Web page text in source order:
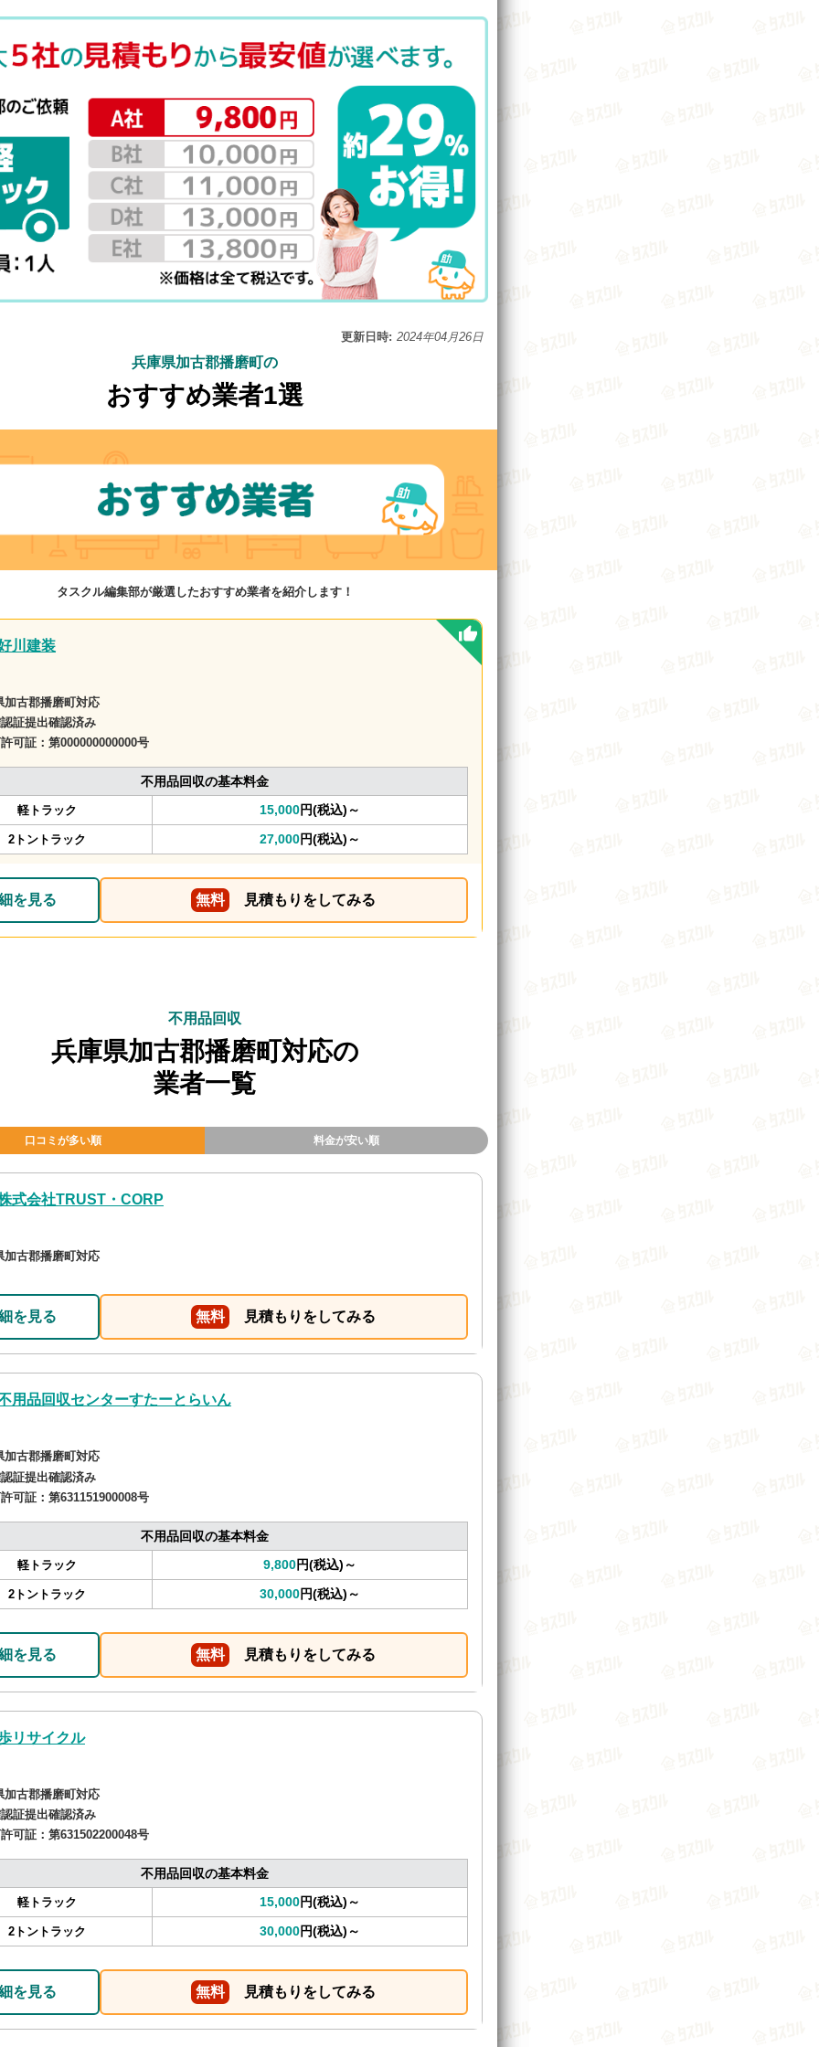
更新日時: 2024年04月26日
兵庫県加古郡播磨町の
おすすめ業者1選
タスクル編集部が厳選したおすすめ業者を紹介します！
川建装
古郡播磨町対応
証提出確認済み
可証： 第000000000000号
不用品回収の基本料金
軽トラック 15,000円(税込)～
2トントラック 27,000円(税込)～
を見る 無料 見積もりをしてみる
不用品回収
兵庫県加古郡播磨町対応の
業者一覧
口コミが多い順 料金が安い順
式会社TRUST・CORP
古郡播磨町対応
を見る 無料 見積もりをしてみる
用品回収センターすたーとらいん
古郡播磨町対応
証提出確認済み
可証： 第631151900008号
不用品回収の基本料金
軽トラック 9,800円(税込)～
2トントラック 30,000円(税込)～
を見る 無料 見積もりをしてみる
リサイクル
古郡播磨町対応
証提出確認済み
可証： 第631502200048号
不用品回収の基本料金
軽トラック 15,000円(税込)～
2トントラック 30,000円(税込)～
を見る 無料 見積もりをしてみる